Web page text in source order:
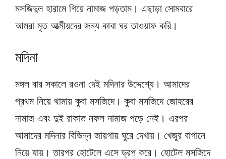
মসজিদুল হারামে গিয়ে নামাজ পড়তাম। এছাড়া সোমবারে
আমরা মৃত আত্মীয়দের জন্য কাবা ঘর তাওয়াফ করি।
মদিনা
মঙ্গল বার সকালে রওনা দেই মদিনার উদ্দেশ্যে। আমাদের
প্রথম নিয়ে থামায় কুবা মসজিদে। কুবা মসজিদে জোহরের
নামাজ এবং দুই রাকাত নফল নামাজ পড়ে নেই। এরপর
আমাদের মদিনার বিভিন্ন জায়গায় ঘুরে দেখায়। খেজুর বাগানে
নিয়ে যায়। তারপর হোটেলে এসে ড্রপ করে। হোটেল মসজিদে